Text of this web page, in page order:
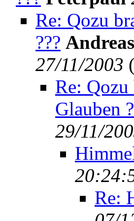
Re: Qozu
???
27/11/2003
Re:
Glauben
29/11/
Re: